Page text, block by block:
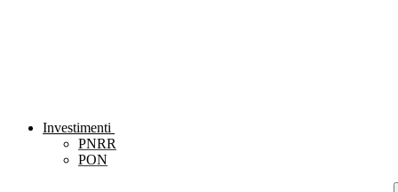
Investimenti
PNRR
PON